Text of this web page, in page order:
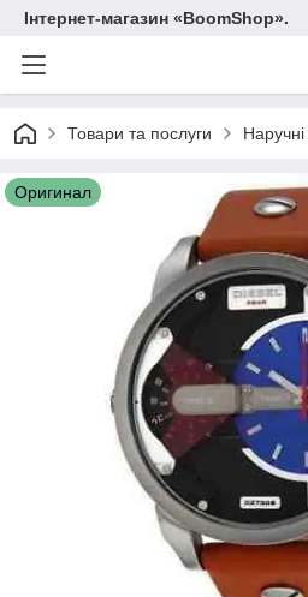
Інтернет-магазин «BoomShop».
Товари та послуги
Оригинал